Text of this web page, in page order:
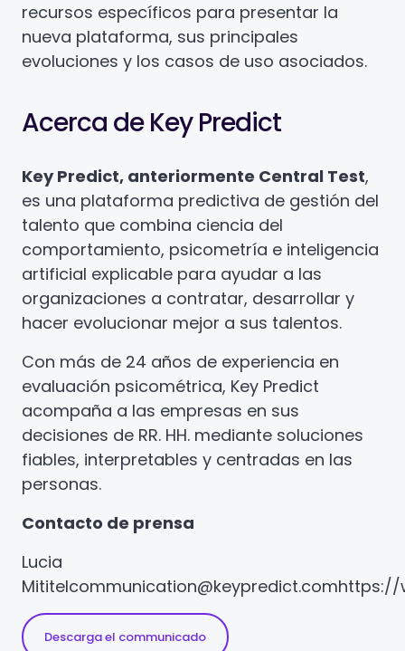
recursos específicos para presentar la
nueva plataforma, sus principales
evoluciones y los casos de uso asociados.
Acerca de Key Predict
Key Predict, anteriormente Central Test,
es una plataforma predictiva de gestión del
talento que combina ciencia del
comportamiento, psicometría e inteligencia
artificial explicable para ayudar a las
organizaciones a contratar, desarrollar y
hacer evolucionar mejor a sus talentos.
Con más de 24 años de experiencia en
evaluación psicométrica, Key Predict
acompaña a las empresas en sus
decisiones de RR. HH. mediante soluciones
fiables, interpretables y centradas en las
personas.
Contacto de prensa
Lucia
Mititelcommunication@keypredict.comhttps://
Descarga el communicado